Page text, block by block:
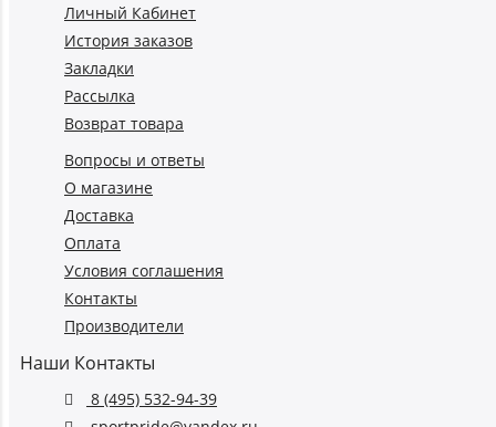
Личный Кабинет
История заказов
Закладки
Рассылка
Возврат товара
Вопросы и ответы
О магазине
Доставка
Оплата
Условия соглашения
Контакты
Производители
Наши Контакты
8 (495) 532-94-39